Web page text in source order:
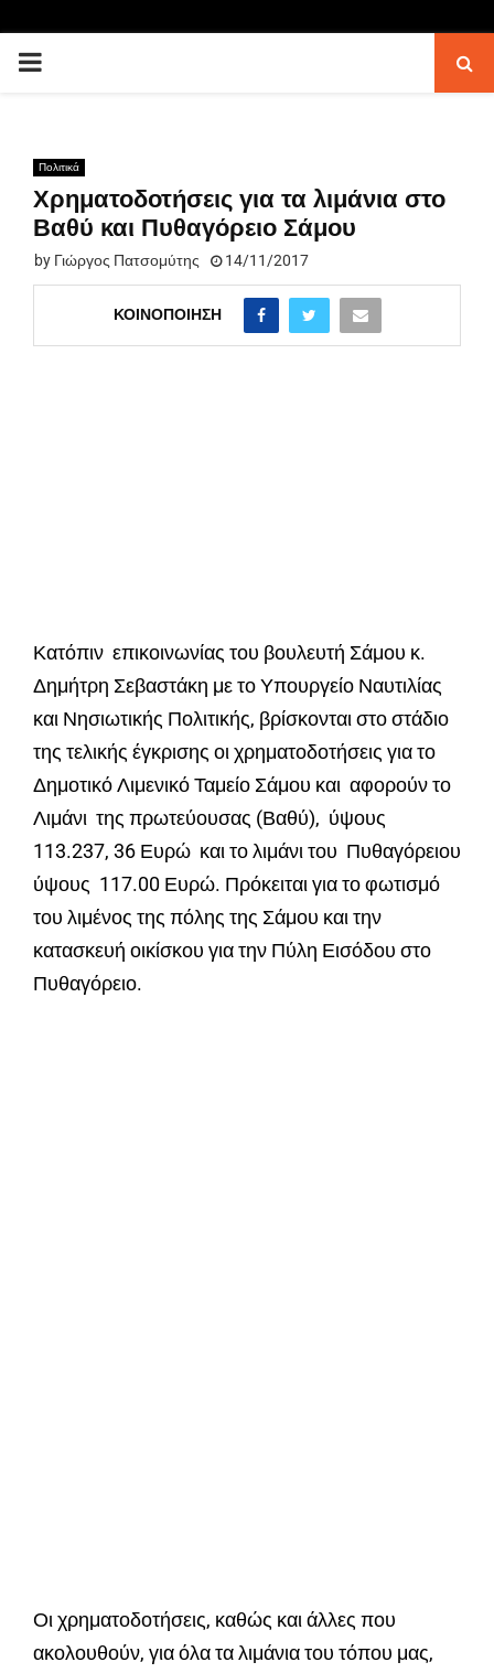
PRIMARY
Πολιτικά
Χρηματοδοτήσεις για τα λιμάνια στο
Βαθύ και Πυθαγόρειο Σάμου
by Γιώργος Πατσομύτης 14/11/2017
ΚΟΙΝΟΠΟΊΗΣΗ
Κατόπιν επικοινωνίας του βουλευτή Σάμου κ.
Δημήτρη Σεβαστάκη με το Υπουργείο Ναυτιλίας
και Νησιωτικής Πολιτικής, βρίσκονται στο στάδιο
της τελικής έγκρισης οι χρηματοδοτήσεις για το
Δημοτικό Λιμενικό Ταμείο Σάμου και αφορούν το
Λιμάνι της πρωτεύουσας (Βαθύ), ύψους
113.237, 36 Ευρώ και το λιμάνι του Πυθαγόρειου
ύψους 117.00 Ευρώ. Πρόκειται για το φωτισμό
του λιμένος της πόλης της Σάμου και την
κατασκευή οικίσκου για την Πύλη Εισόδου στο
Πυθαγόρειο.
Οι χρηματοδοτήσεις, καθώς και άλλες που
ακολουθούν, για όλα τα λιμάνια του τόπου μας,